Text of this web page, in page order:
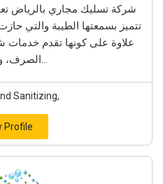
شركة تسليك مجاري بالرياض
تتميز بسمعتها الطيبة والتي
علاوة على كونها تقدم
الصرف، وشفط...
Sanitizing,
Profile